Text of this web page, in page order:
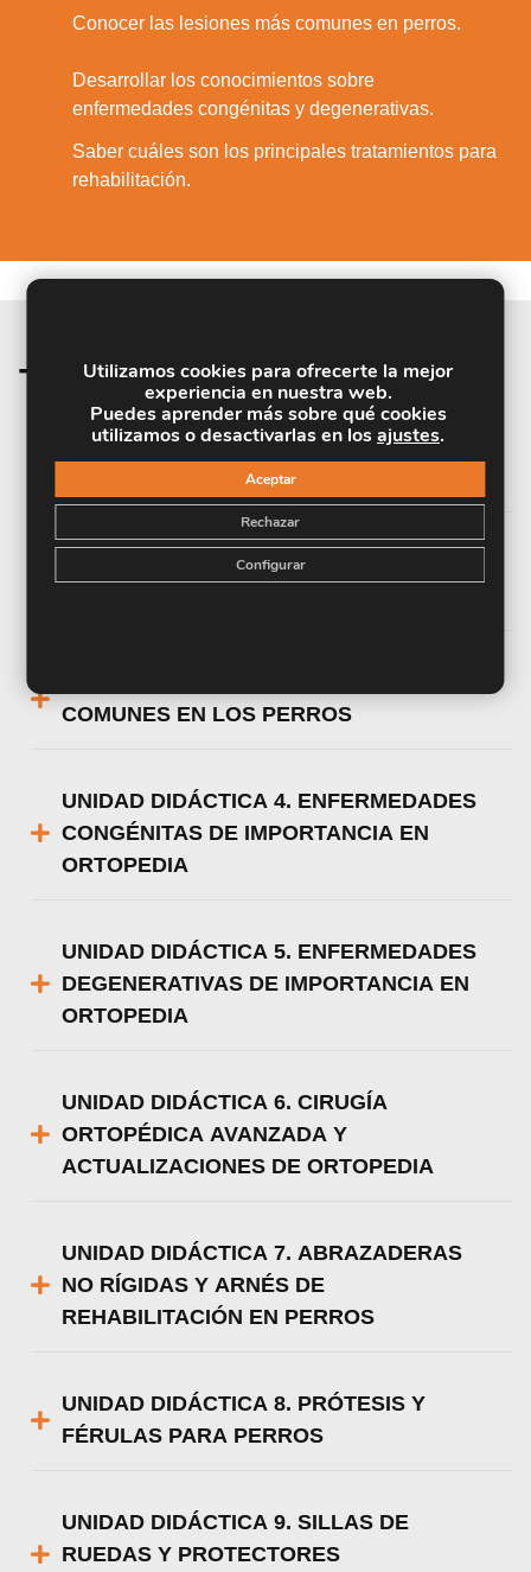
Conocer las lesiones más comunes en perros.
Desarrollar los conocimientos sobre
enfermedades congénitas y degenerativas.
Saber cuáles son los principales tratamientos para
rehabilitación.
Temario de la materia
UNIDAD DIDÁCTICA 1. INTRODUCCIÓN:
ORTOPEDIA VETERINARIA
UNIDAD DIDÁCTICA 2. ANATOMÍA
COMUNES EN LOS PERROS
UNIDAD DIDÁCTICA 4. ENFERMEDADES
CONGÉNITAS DE IMPORTANCIA EN
ORTOPEDIA
UNIDAD DIDÁCTICA 5. ENFERMEDADES
DEGENERATIVAS DE IMPORTANCIA EN
ORTOPEDIA
UNIDAD DIDÁCTICA 6. CIRUGÍA
ORTOPÉDICA AVANZADA Y
ACTUALIZACIONES DE ORTOPEDIA
UNIDAD DIDÁCTICA 7. ABRAZADERAS
NO RÍGIDAS Y ARNÉS DE
REHABILITACIÓN EN PERROS
UNIDAD DIDÁCTICA 8. PRÓTESIS Y
FÉRULAS PARA PERROS
UNIDAD DIDÁCTICA 9. SILLAS DE
RUEDAS Y PROTECTORES
Utilizamos cookies para ofrecerte la mejor
experiencia en nuestra web.
Puedes aprender más sobre qué cookies
utilizamos o desactivarlas en losajustes.
Aceptar
Rechazar
Configurar